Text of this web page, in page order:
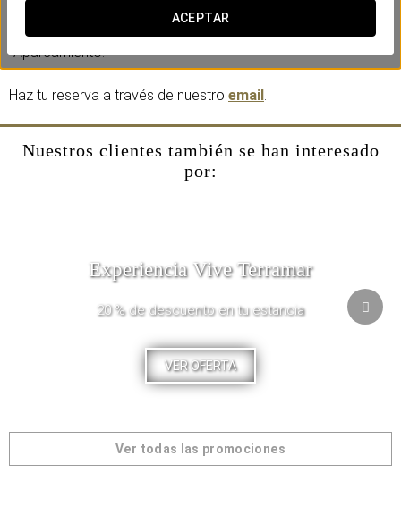
ACEPTAR
-Cena de tres platos (bebidas no incluidas).
-Acceso a la zona de aguas de spa.
-Aparcamiento.
Haz tu reserva a través de nuestro email.
Nuestros clientes también se han interesado
por:
Experiencia Vive Terramar
20 % de descuento en tu estancia
VER OFERTA
Ver todas las promociones